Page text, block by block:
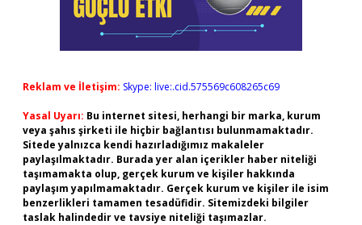
Reklam ve İletişim: Skype: live:.cid.575569c608265c69
Yasal Uyarı: Bu internet sitesi, herhangi bir marka, kurum
veya şahıs şirketi ile hiçbir bağlantısı bulunmamaktadır.
Sitede yalnızca kendi hazırladığımız makaleler
paylaşılmaktadır. Burada yer alan içerikler haber niteliği
taşımamakta olup, gerçek kurum ve kişiler hakkında
paylaşım yapılmamaktadır. Gerçek kurum ve kişiler ile isim
benzerlikleri tamamen tesadüfidir. Sitemizdeki bilgiler
taslak halindedir ve tavsiye niteliği taşımazlar.